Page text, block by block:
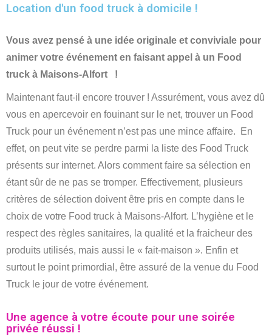
Location d'un food truck à domicile !
Vous avez pensé à une idée originale et conviviale pour
animer votre événement en faisant appel à un Food
truck à Maisons-Alfort
!
Maintenant faut-il encore trouver ! Assurément, vous avez dû
vous en apercevoir en fouinant sur le net, trouver un Food
Truck pour un événement n’est pas une mince affaire. En
effet, on peut vite se perdre parmi la liste des Food Truck
présents sur internet. Alors comment faire sa sélection en
étant sûr de ne pas se tromper. Effectivement, plusieurs
critères de sélection doivent être pris en compte dans le
choix de votre Food truck à Maisons-Alfort. L’hygiène et le
respect des règles sanitaires, la qualité et la fraicheur des
produits utilisés, mais aussi le « fait-maison ». Enfin et
surtout le point primordial, être assuré de la venue du Food
Truck le jour de votre événement.
Une agence à votre écoute pour une soirée
privée réussi !